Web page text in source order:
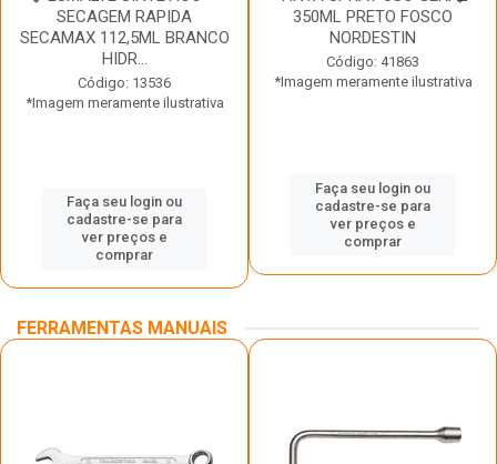
SECAGEM RAPIDA
SECAMAX 112,5ML BRANCO
HIDR...
Código: 13536
*Imagem meramente ilustrativa
Faça seu login ou
cadastre-se para
ver preços e
comprar
350ML PRETO FOSCO
NORDESTIN
Código: 41863
*Imagem meramente ilustrativa
Faça seu login ou
cadastre-se para
ver preços e
comprar
FERRAMENTAS MANUAIS